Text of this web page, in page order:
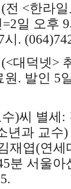
<한라
일 오후
.
대덕넷>
. 발인 5
)씨 별세:
년과 교수
재엽(연
분 서울